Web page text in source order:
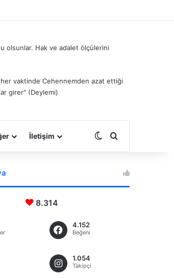
olsunlar. Hak ve adalet ölçülerini
her vaktinde Cehennemden azat ettiği
girer" (Deylemi)
İletişim Dış görünümü
8.314
4.152
Beğeni
1.054
Takipçi